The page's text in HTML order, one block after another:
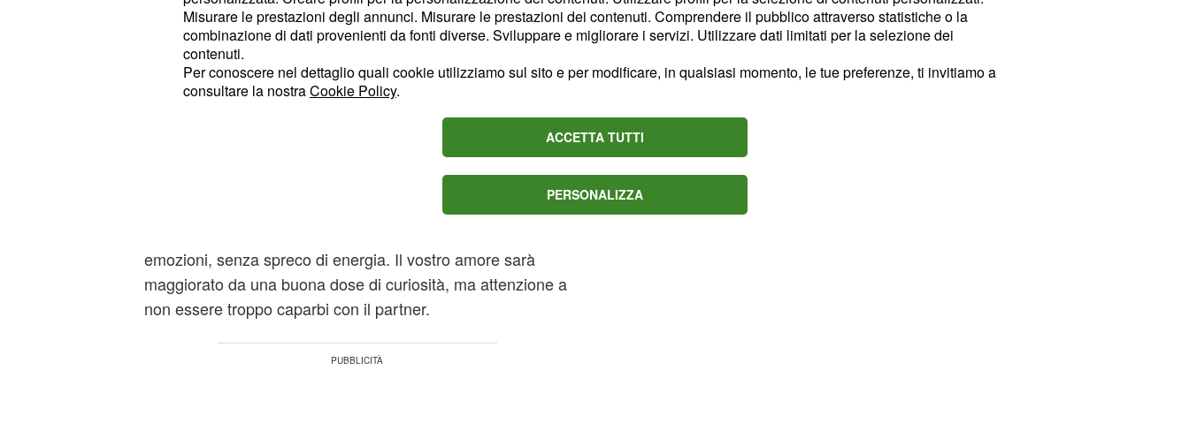
Urano e Marte intrecciano le loro energie ma creano
un certo attrito in coppia poiché in quadratura. I litigi
saranno all'ordine del giorno e coinvolgeranno anche i
parenti, oltre che il vostro partner. Tuttavia questi due pianeti
vi conferiranno una forza sovrumana, utile per difendere il
l'unione di Marte e Mercurio dal domicilio del
Leone è benefica per soggetti grintosi come voi Gemelli,
emozioni, senza spreco di energia. Il vostro amore sarà
maggiorato da una buona dose di curiosità, ma attenzione a
non essere troppo caparbi con il partner.
Misurare le prestazioni degli annunci. Misurare le prestazioni dei contenuti. Comprendere il pubblico attraverso statistiche o la
combinazione di dati provenienti da fonti diverse. Sviluppare e migliorare i servizi. Utilizzare dati limitati per la selezione dei
contenuti.
Per conoscere nel dettaglio quali cookie utilizziamo sul sito e per modificare, in qualsiasi momento, le tue preferenze, ti invitiamo a
consultare la nostraCookie Policy.
ACCETTA TUTTI
PERSONALIZZA